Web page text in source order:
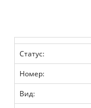
Статус:
Номер:
Вид: